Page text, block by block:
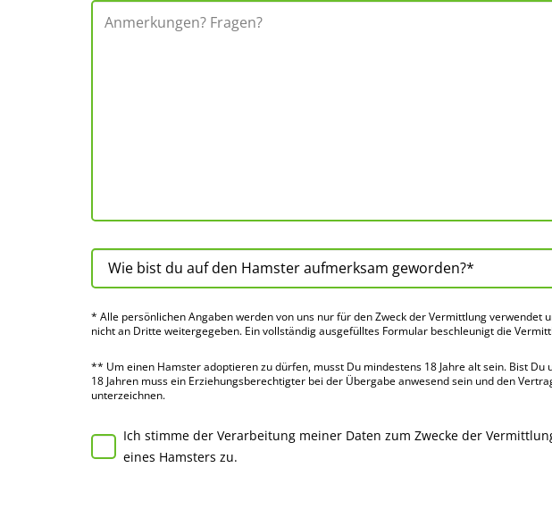
* Alle persön­lichen Angaben werden von uns nur für den Zweck der Vermitt­lung verwendet
nicht an Dritte weiter­gegeben. Ein voll­ständig ausge­fülltes Formular beschleu­nigt die
** Um einen Hamster adoptieren zu dürfen, musst Du mindes­tens 18 Jahre alt sein. Bist Du
18 Jahren muss ein Erziehungs­berechtigter bei der Über­gabe anwes­end sein und den
unter­zeichnen.
Ich stimme der Verarbeitung meiner Daten zum Zwecke der
eines Hamsters zu.